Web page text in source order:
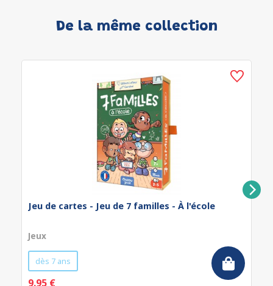
De la même collection
Jeu de cartes - Jeu de 7 familles - À l'école
Jeux
dès 7 ans
9.95 €